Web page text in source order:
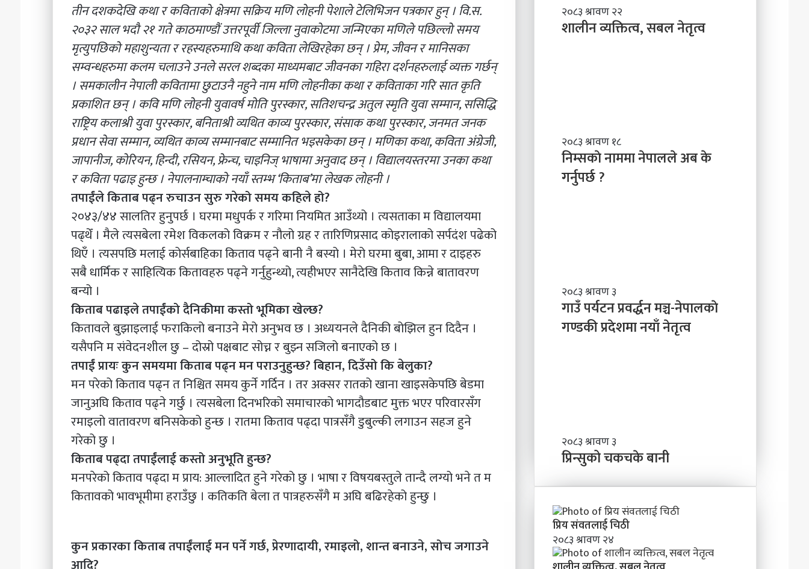
तीन दशकदेखि कथा र कविताको क्षेत्रमा सक्रिय मणि लोहनी पेशाले टेलिभिजन पत्रकार हुन् । वि.स.
२०३२ साल भदौ २१ गते काठमाण्डौं उत्तरपूर्वी जिल्ला नुवाकोटमा जन्मिएका मणिले पछिल्लो समय
मृत्युपछिको महाशुन्यता र रहस्यहरुमाथि कथा कविता लेखिरहेका छन् । प्रेम, जीवन र मानिसका
सम्वन्धहरुमा कलम चलाउने उनले सरल शब्दका माध्यमबाट जीवनका गहिरा दर्शनहरुलाई व्यक्त गर्छन्
। समकालीन नेपाली कवितामा छुटाउनै नहुने नाम मणि लोहनीका कथा र कविताका गरि सात कृति
प्रकाशित छन् । कवि मणि लोहनी युवावर्ष मोति पुरस्कार, सतिशचन्द्र अतुल स्मृति युवा सम्मान, ससिद्धि
राष्ट्रिय कलाश्री युवा पुरस्कार, बनिताश्री व्यथित काव्य पुरस्कार, संसाक कथा पुरस्कार, जनमत जनक
प्रधान सेवा सम्मान, व्यथित काव्य सम्मानबाट सम्मानित भइसकेका छन् । मणिका कथा, कविता अंग्रेजी,
जापानीज, कोरियन, हिन्दी, रसियन, फ्रेन्च, चाइनिज् भाषामा अनुवाद छन् । विद्यालयस्तरमा उनका कथा
र कविता पढाइ हुन्छ । नेपालनाम्चाको नयाँ स्तम्भ ‘किताब’मा लेखक लोहनी ।
तपाईंले किताब पढ्न रुचाउन सुरु गरेको समय कहिले हो?
२०४३/४४ सालतिर हुनुपर्छ । घरमा मधुपर्क र गरिमा नियमित आउँथ्यो । त्यसताका म विद्यालयमा
पढ्थेँ । मैले त्यसबेला रमेश विकलको विक्रम र नौलो ग्रह र तारिणिप्रसाद कोइरालाको सर्पदंश पढेको
थिएँ । त्यसपछि मलाई कोर्सबाहिका किताव पढ्ने बानी नै बस्यो । मेरो घरमा बुबा, आमा र दाइहरु
सबै धार्मिक र साहित्यिक कितावहरु पढ्ने गर्नुहुन्थ्यो, त्यहीभएर सानैदेखि किताव किन्ने बातावरण
बन्यो ।
किताब पढाइले तपाईंको दैनिकीमा कस्तो भूमिका खेल्छ?
कितावले बुझाइलाई फराकिलो बनाउने मेरो अनुभव छ । अध्ययनले दैनिकी बोझिल हुन दिदैन ।
यसैपनि म संवेदनशील छु – दोस्रो पक्षबाट सोच्न र बुझ्न सजिलो बनाएको छ ।
तपाईं प्रायः कुन समयमा किताब पढ्न मन पराउनुहुन्छ? बिहान, दिउँसो कि बेलुका?
मन परेको किताव पढ्न त निश्चित समय कुर्ने गर्दिन । तर अक्सर रातको खाना खाइसकेपछि बेडमा
जानुअघि किताव पढ्ने गर्छु । त्यसबेला दिनभरिको समाचारको भागदौडबाट मुक्त भएर परिवारसँग
रमाइलो वातावरण बनिसकेको हुन्छ । रातमा किताव पढ्दा पात्रसँगै डुबुल्की लगाउन सहज हुने
गरेको छु ।
किताब पढ्दा तपाईंलाई कस्तो अनुभूति हुन्छ?
मनपरेको किताव पढ्दा म प्राय: आल्लादित हुने गरेको छु । भाषा र विषयबस्तुले तान्दै लग्यो भने त म
कितावको भावभूमीमा हराउँछु । कतिकति बेला त पात्रहरुसँगै म अघि बढिरहेको हुन्छु ।
कुन प्रकारका किताब तपाईंलाई मन पर्ने गर्छ, प्रेरणादायी, रमाइलो, शान्त बनाउने, सोच जगाउने
शा
ली
न
ने
तृ
त्व
२०८३ श्रावण २२
शालीन व्यक्तित्व, सबल नेतृत्व
नि
म्स
काे
ना
ब
के
ग
र्नु
२०८३ श्रावण १८
निम्सकाे नाममा नेपालले अब के
गर्नुपर्छ ?
गा
उँ
प
र्य
ञ्च
-
ने
ल
काे
ग
ण्ड
की
प्र
२०८३ श्रावण ३
गाउँ पर्यटन प्रवर्द्धन मञ्च-नेपालकाे
गण्डकी प्रदेशमा नयाँ नेतृत्व
प्रि
न्सु
को
च
च
के
बा
नी
२०८३ श्रावण ३
प्रिन्सुको चकचके बानी
प्रिय संवतलाई चिठी
२०८३ श्रावण २४